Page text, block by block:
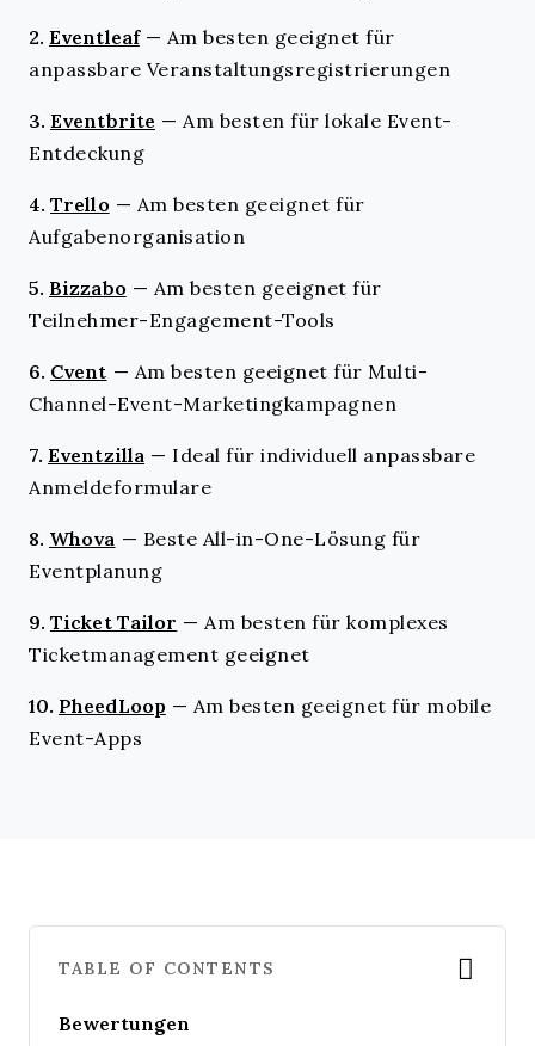
2. Eventleaf — Am besten geeignet für
anpassbare Veranstaltungsregistrierungen
3. Eventbrite — Am besten für lokale Event-
Entdeckung
4. Trello — Am besten geeignet für
Aufgabenorganisation
5. Bizzabo — Am besten geeignet für
Teilnehmer-Engagement-Tools
6. Cvent — Am besten geeignet für Multi-
Channel-Event-Marketingkampagnen
7. Eventzilla — Ideal für individuell anpassbare
Anmeldeformulare
8. Whova — Beste All-in-One-Lösung für
Eventplanung
9. Ticket Tailor — Am besten für komplexes
Ticketmanagement geeignet
10. PheedLoop — Am besten geeignet für mobile
Event-Apps
TABLE OF CONTENTS
Bewertungen